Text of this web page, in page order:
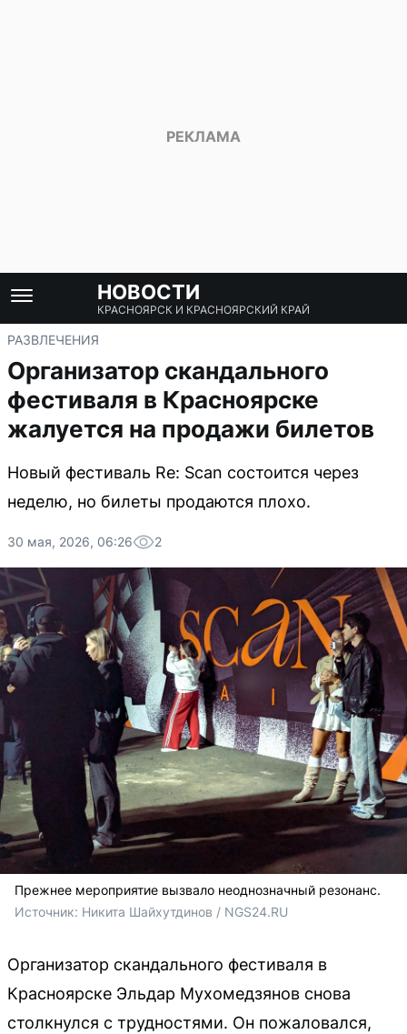
НОВОСТИ
КРАСНОЯРСК И КРАСНОЯРСКИЙ КРАЙ
РАЗВЛЕЧЕНИЯ
Организатор скандального
фестиваля в Красноярске
жалуется на продажи билетов
Новый фестиваль Re: Scan состоится через
неделю, но билеты продаются плохо.
30 мая, 2026, 06:26 2
Прежнее мероприятие вызвало неоднозначный резонанс.
Источник: Никита Шайхутдинов / NGS24.RU
Организатор скандального фестиваля в
Красноярске Эльдар Мухомедзянов снова
столкнулся с трудностями. Он пожаловался,